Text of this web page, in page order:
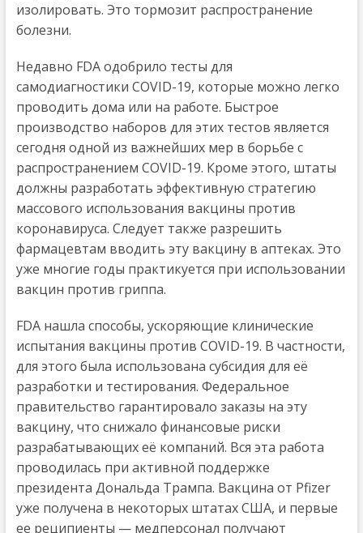
изолировать. Это тормозит распространение
болезни.
Недавно FDA одобрило тесты для
самодиагностики COVID-19, которые можно легко
проводить дома или на работе. Быстрое
производство наборов для этих тестов является
сегодня одной из важнейших мер в борьбе с
распространением COVID-19. Кроме этого, штаты
должны разработать эффективную стратегию
массового использования вакцины против
коронавируса. Следует также разрешить
фармацевтам вводить эту вакцину в аптеках. Это
уже многие годы практикуется при использовании
вакцин против гриппа.
FDA нашла способы, ускоряющие клинические
испытания вакцины против COVID-19. В частности,
для этого была использована субсидия для её
разработки и тестирования. Федеральное
правительство гарантировало заказы на эту
вакцину, что снижало финансовые риски
разрабатывающих её компаний. Вся эта работа
проводилась при активной поддержке
президента Дональда Трампа. Вакцина от Pfizer
уже получена в некоторых штатах США, и первые
ее реципиенты — медперсонал получают